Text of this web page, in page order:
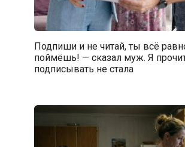
Подпиши и не читай, ты всё
поймёшь! — сказал муж. Я
подписывать не стала